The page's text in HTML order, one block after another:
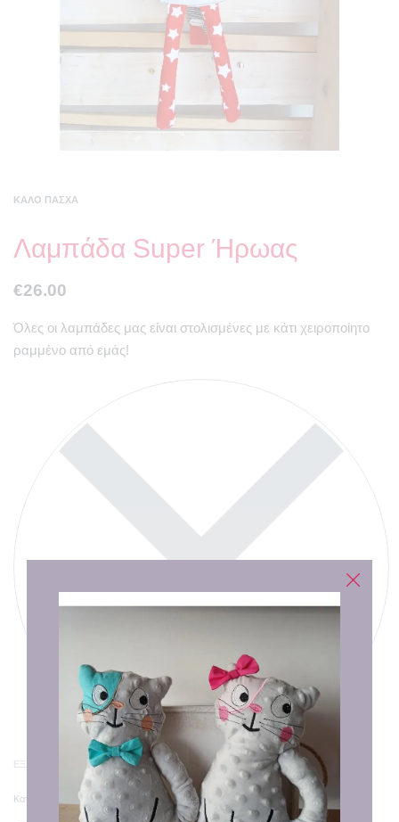
ΚΑΛΌ ΠΆΣΧΑ
Λαμπάδα Super Ήρωας
€26.00
Όλες οι λαμπάδες μας είναι στολισμένες με κάτι χειροποίητο
ραμμένο από εμάς!
ΕΞΑΝΤΛΗΜΈΝΟ
Κατηγορία: Καλό Πάσχα